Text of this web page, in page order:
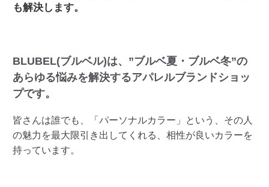
も解決します。
BLUBEL(ブルベル)は、”ブルベ夏・ブルベ冬”の
あらゆる悩みを解決するアパレルブランドショッ
プです。
皆さんは誰でも、「パーソナルカラー」という、その人
の魅力を最大限引き出してくれる、相性が良いカラーを
持っています。